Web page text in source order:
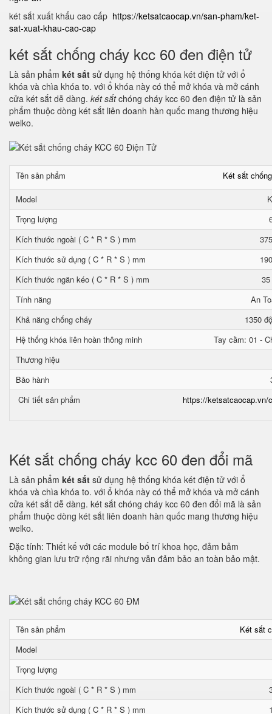
két sắt xuất khẩu cao cấp https://ketsatcaocap.vn/san-pham/ket-
sat-xuat-khau-cao-cap
két sắt chống cháy kcc 60 đen điện tử
Là sản phẩm két sắt sử dụng hệ thống khóa két điện tử với ổ
khóa và chìa khóa to. với ổ khóa này có thể mở khóa và mở cánh
cửa két sắt dễ dàng. két sắtchóng cháy kcc 60 đen điện tử là sản
phẩm thuộc dòng két sắt liên doanh hàn quốc mang thương hiệu
welko.
Tên sản phẩm Két sắt
Model
Trọng lượng
Kích thước ngoài ( C * R * S ) mm
Kích thước sử dụng ( C * R * S ) mm
Kích thước ngăn kéo ( C * R * S ) mm
Tính năng
An
Khả năng chống cháy
1350
Hệ thống khóa liên hoàn thông minh
Tay cầm: 01 -
Thương hiệu
Bảo hành
Chi tiết sản phẩm
https://ketsatcaocap.vn/
Két sắt chống cháy kcc 60 đen đổi mã
Là sản phẩm két sắt sử dụng hệ thống khóa két điện tử với ổ
khóa và chìa khóa to. với ổ khóa này có thể mở khóa và mở cánh
cửa két sắt dễ dàng. két sắt chóng cháy kcc 60 đen đổi mã là sản
phẩm thuộc dòng két sắt liên doanh hàn quốc mang thương hiệu
welko.
Đặc tính: Thiết kế với các module bố trí khoa học, đảm bảm
không gian lưu trữ rộng rãi nhưng vẫn đảm bảo an toàn bảo mật.
Tên sản phẩm
Két sắt
Model
Trọng lượng
Kích thước ngoài ( C * R * S ) mm
Kích thước sử dụng ( C * R * S ) mm